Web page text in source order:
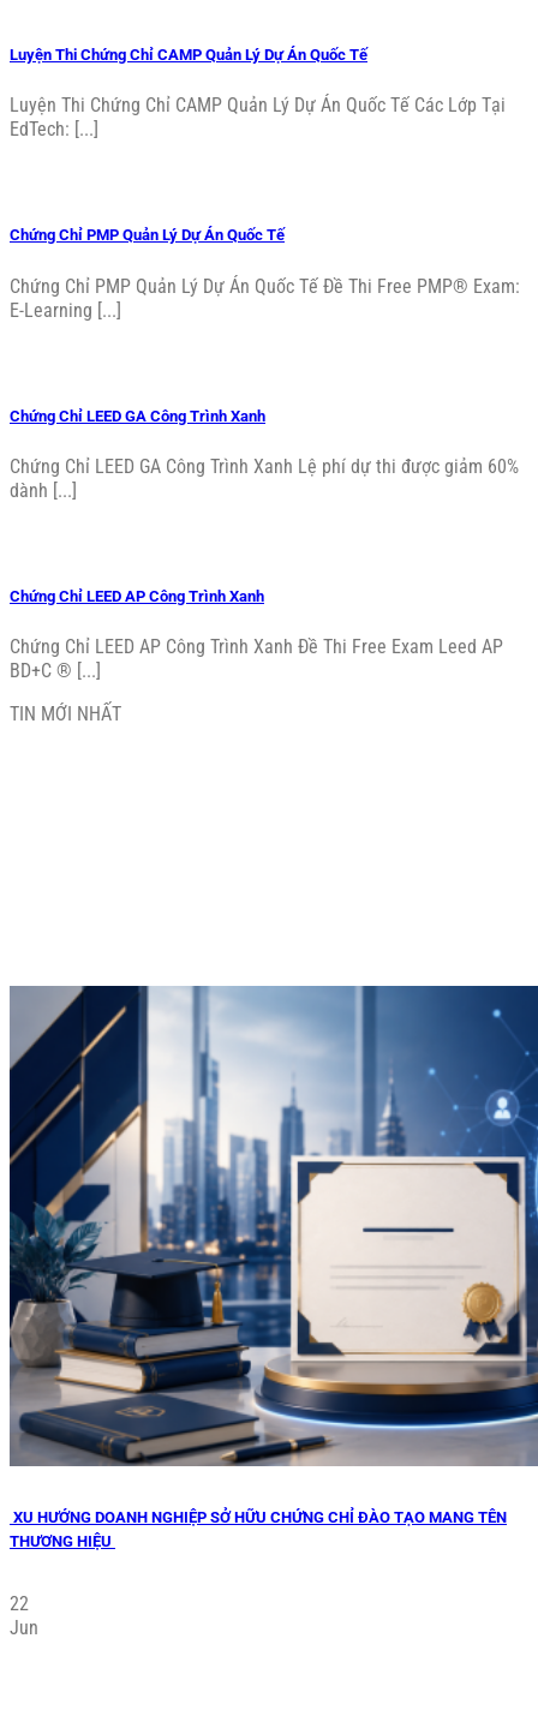
Luyện Thi Chứng Chỉ CAMP Quản Lý Dự Án Quốc Tế
Luyện Thi Chứng Chỉ CAMP Quản Lý Dự Án Quốc Tế Các Lớp Tại
EdTech: [...]
Chứng Chỉ PMP Quản Lý Dự Án Quốc Tế
Chứng Chỉ PMP Quản Lý Dự Án Quốc Tế Đề Thi Free PMP® Exam:
E-Learning [...]
Chứng Chỉ LEED GA Công Trình Xanh
Chứng Chỉ LEED GA Công Trình Xanh Lệ phí dự thi được giảm 60%
dành [...]
Chứng Chỉ LEED AP Công Trình Xanh
Chứng Chỉ LEED AP Công Trình Xanh Đề Thi Free Exam Leed AP
BD+C ® [...]
TIN MỚI NHẤT
XU HƯỚNG DOANH NGHIỆP SỞ HỮU CHỨNG CHỈ ĐÀO TẠO MANG TÊN
THƯƠNG HIỆU
22
Jun